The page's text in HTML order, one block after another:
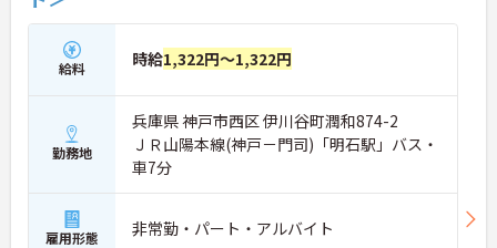
給料 時給1,322円～1,322円
勤務地
兵庫県 神戸市西区 伊川谷町潤和874-2
ＪＲ山陽本線(神戸－門司)「明石駅」バス・
車7分
雇用形態 非常勤・パート・アルバイト